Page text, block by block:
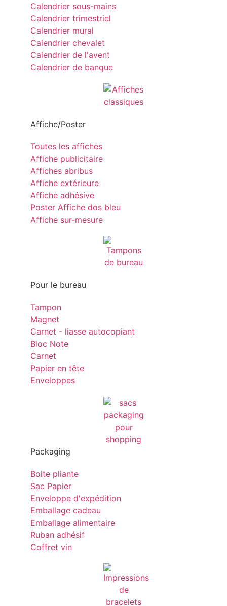
Calendrier sous-mains
Calendrier trimestriel
Calendrier mural
Calendrier chevalet
Calendrier de l'avent
Calendrier de banque
Affiche/Poster
Toutes les affiches
Affiche publicitaire
Affiches abribus
Affiche extérieure
Affiche adhésive
Poster Affiche dos bleu
Affiche sur-mesure
Pour le bureau
Tampon
Magnet
Carnet - liasse autocopiant
Bloc Note
Carnet
Papier en tête
Enveloppes
Packaging
Boite pliante
Sac Papier
Enveloppe d'expédition
Emballage cadeau
Emballage alimentaire
Ruban adhésif
Coffret vin